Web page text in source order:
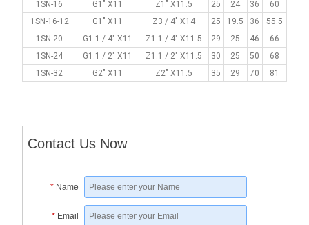
1SN-16 G1" X11 Z1" X11.5 25 24 36
60
1SN-16-12
G1" X11 Z3 / 4" X14 25 19.5 36
55.5
1SN-20
G1.1 / 4" X11 Z1.1 / 4" X11.5 29 25 46
66
1SN-24
G1.1 / 2" X11 Z1.1 / 2" X11.5 30 25 50
68
1SN-32
G2" X11 Z2" X11.5 35 29 70 81
Contact Us Now
* Name
* Email